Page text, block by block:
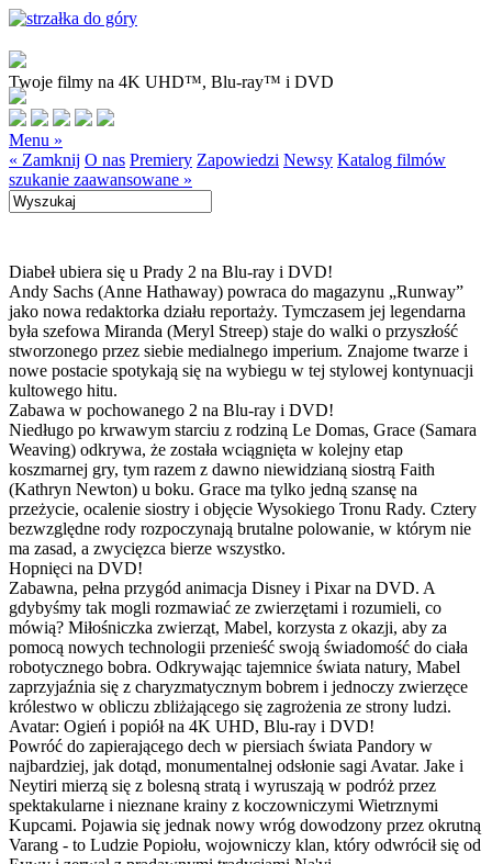
Twoje filmy na 4K UHD™, Blu-ray™ i DVD
Menu »
« Zamknij O nas Premiery Zapowiedzi Newsy Katalog filmów
szukanie zaawansowane »
Diabeł ubiera się u Prady 2 na Blu-ray i DVD!
Andy Sachs (Anne Hathaway) powraca do magazynu „Runway”
jako nowa redaktorka działu reportaży. Tymczasem jej legendarna
była szefowa Miranda (Meryl Streep) staje do walki o przyszłość
stworzonego przez siebie medialnego imperium. Znajome twarze i
nowe postacie spotykają się na wybiegu w tej stylowej kontynuacji
kultowego hitu.
Zabawa w pochowanego 2 na Blu-ray i DVD!
Niedługo po krwawym starciu z rodziną Le Domas, Grace (Samara
Weaving) odkrywa, że została wciągnięta w kolejny etap
koszmarnej gry, tym razem z dawno niewidzianą siostrą Faith
(Kathryn Newton) u boku. Grace ma tylko jedną szansę na
przeżycie, ocalenie siostry i objęcie Wysokiego Tronu Rady. Cztery
bezwzględne rody rozpoczynają brutalne polowanie, w którym nie
ma zasad, a zwycięzca bierze wszystko.
Hopnięci na DVD!
Zabawna, pełna przygód animacja Disney i Pixar na DVD. A
gdybyśmy tak mogli rozmawiać ze zwierzętami i rozumieli, co
mówią? Miłośniczka zwierząt, Mabel, korzysta z okazji, aby za
pomocą nowych technologii przenieść swoją świadomość do ciała
robotycznego bobra. Odkrywając tajemnice świata natury, Mabel
zaprzyjaźnia się z charyzmatycznym bobrem i jednoczy zwierzęce
królestwo w obliczu zbliżającego się zagrożenia ze strony ludzi.
Avatar: Ogień i popiół na 4K UHD, Blu-ray i DVD!
Powróć do zapierającego dech w piersiach świata Pandory w
najbardziej, jak dotąd, monumentalnej odsłonie sagi Avatar. Jake i
Neytiri mierzą się z bolesną stratą i wyruszają w podróż przez
spektakularne i nieznane krainy z koczowniczymi Wietrznymi
Kupcami. Pojawia się jednak nowy wróg dowodzony przez okrutną
Varang - to Ludzie Popiołu, wojowniczy klan, który odwrócił się od